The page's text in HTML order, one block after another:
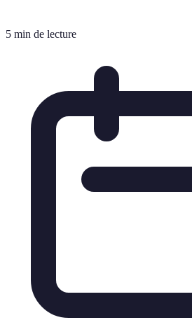
5 min de lecture